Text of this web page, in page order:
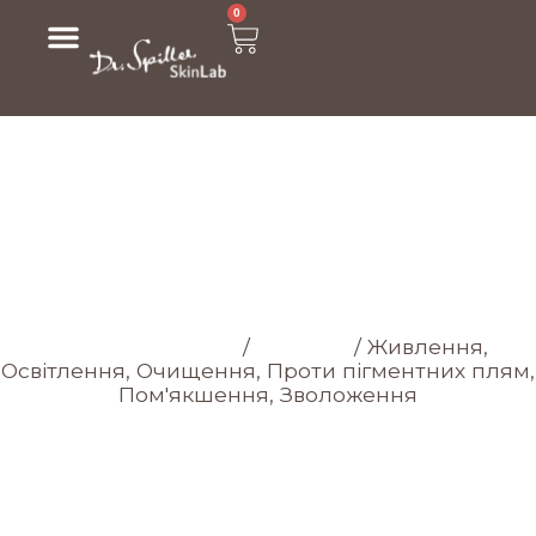
0
/ /Живлення,
Освітлення, Очищення, Проти пігментних плям,
Пом'якшення, Зволоження